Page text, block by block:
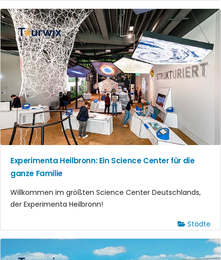
Experimenta Heilbronn: Ein Science Center für die
ganze Familie
Willkommen im größten Science Center Deutschlands,
der Experimenta Heilbronn!
Städte